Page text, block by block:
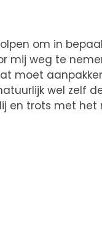
om in
mij weg te
moet
wel zelf
en trots met het